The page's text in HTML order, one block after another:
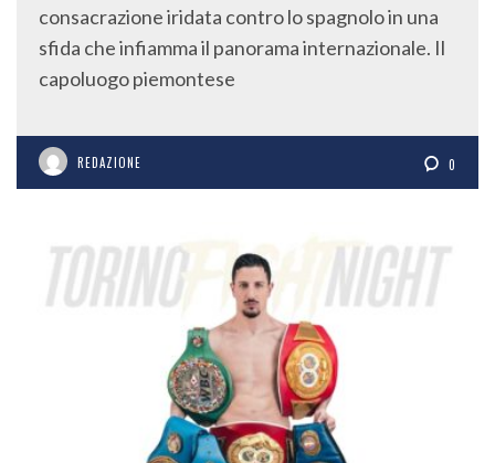
consacrazione iridata contro lo spagnolo in una
sfida che infiamma il panorama internazionale. Il
capoluogo piemontese
REDAZIONE 0